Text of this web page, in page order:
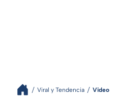
Viral y Tendencia Video